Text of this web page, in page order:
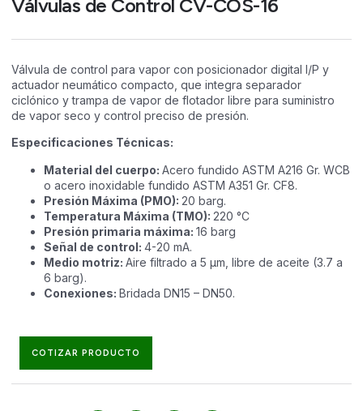
Válvulas de Control CV-COS-16
Válvula de control para vapor con posicionador digital I/P y
actuador neumático compacto, que integra separador
ciclónico y trampa de vapor de flotador libre para suministro
de vapor seco y control preciso de presión.
Especificaciones Técnicas:
Material del cuerpo: Acero fundido ASTM A216 Gr. WCB
o acero inoxidable fundido ASTM A351 Gr. CF8.
Presión Máxima (PMO): 20 barg.
Temperatura Máxima (TMO): 220 °C
Presión primaria máxima: 16 barg
Señal de control: 4-20 mA.
Medio motriz: Aire filtrado a 5 µm, libre de aceite (3.7 a
6 barg).
Conexiones: Bridada DN15 – DN50.
COTIZAR PRODUCTO